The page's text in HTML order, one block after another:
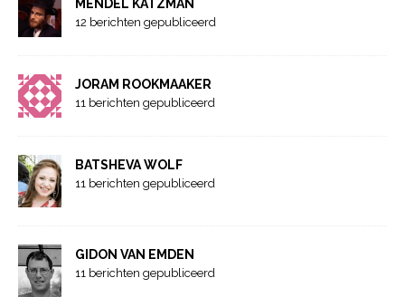
MENDEL KATZMAN
12 berichten gepubliceerd
JORAM ROOKMAAKER
11 berichten gepubliceerd
BATSHEVA WOLF
11 berichten gepubliceerd
GIDON VAN EMDEN
11 berichten gepubliceerd